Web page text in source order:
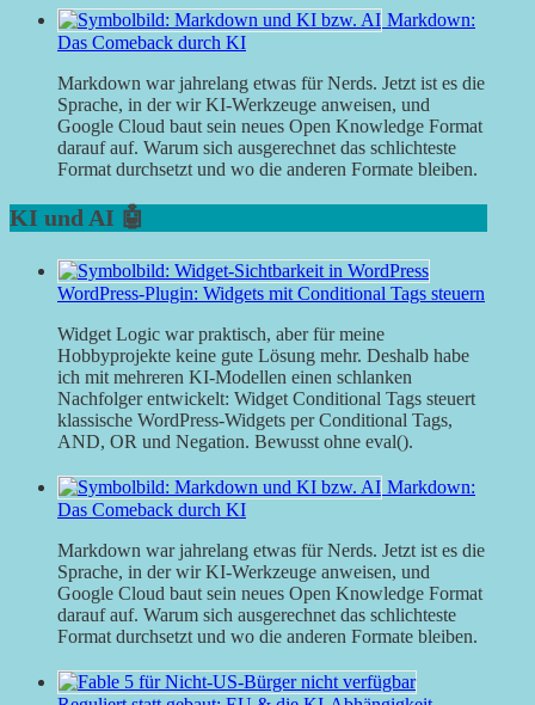
Markdown:
Das Comeback durch KI
Markdown war jahrelang etwas für Nerds. Jetzt ist es die
Sprache, in der wir KI-Werkzeuge anweisen, und
Google Cloud baut sein neues Open Knowledge Format
darauf auf. Warum sich ausgerechnet das schlichteste
Format durchsetzt und wo die anderen Formate bleiben.
KI und AI 🤖
WordPress-Plugin: Widgets mit Conditional Tags steuern
Widget Logic war praktisch, aber für meine
Hobbyprojekte keine gute Lösung mehr. Deshalb habe
ich mit mehreren KI-Modellen einen schlanken
Nachfolger entwickelt: Widget Conditional Tags steuert
klassische WordPress-Widgets per Conditional Tags,
AND, OR und Negation. Bewusst ohne eval().
Markdown:
Das Comeback durch KI
Markdown war jahrelang etwas für Nerds. Jetzt ist es die
Sprache, in der wir KI-Werkzeuge anweisen, und
Google Cloud baut sein neues Open Knowledge Format
darauf auf. Warum sich ausgerechnet das schlichteste
Format durchsetzt und wo die anderen Formate bleiben.